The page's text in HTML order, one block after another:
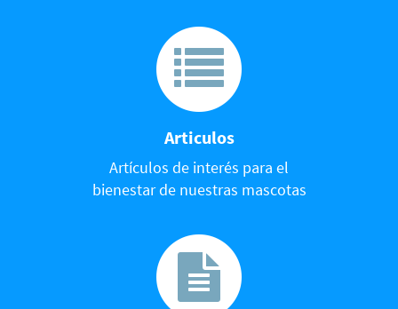
Articulos
Artículos de interés para el
bienestar de nuestras mascotas